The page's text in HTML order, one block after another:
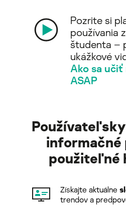
Pozrite si
používania
študenta –
ukážkové
Ako sa
ASAP
informačné
použiteľné
Získajte aktuálne
trendov a